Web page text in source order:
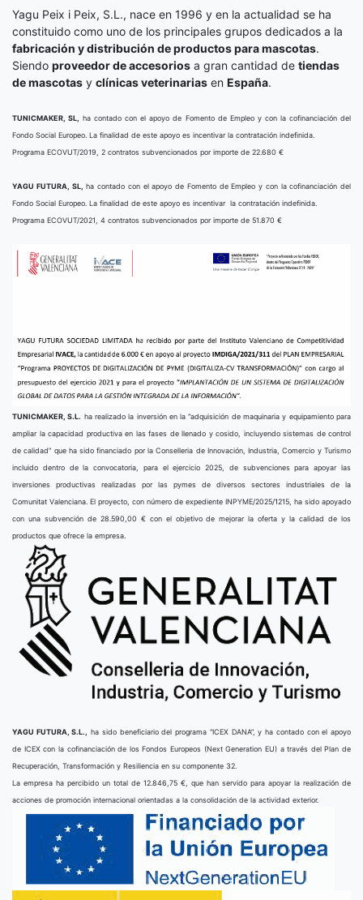
Yagu Peix i Peix, S.L., nace en 1996 y en la actualidad se ha
constituido como uno de los principales grupos dedicados a la
fabricación y distribución de productos para mascotas.
Siendo proveedor de accesorios a gran cantidad de tiendas
de mascotas y clínicas veterinarias en España.
TUNICMAKER, SL,
ha contado con el apoyo de Fomento de Empleo y con la cofinanciación del
Fondo Social Europeo. La finalidad de este apoyo es incentivar la contratación indefinida.
Programa ECOVUT/2019, 2 contratos subvencionados por importe de 22.680 €
YAGU FUTURA, SL,
ha contado con el apoyo de Fomento de Empleo y con la cofinanciación del
Fondo Social Europeo. La finalidad de este apoyo es incentivar la contratación indefinida.
Programa ECOVUT/2021, 4 contratos subvencionados por importe de 51.870 €
TUNICMAKER, S.L. ha realizado la inversión en la “adquisición de maquinaria y equipamiento para
ampliar la capacidad productiva en las fases de llenado y cosido, incluyendo sistemas de control
de calidad” que ha sido financiado por la Conselleria de Innovación, Industria, Comercio y Turismo
incluido dentro de la convocatoria, para el ejercicio 2025, de subvenciones para apoyar las
inversiones productivas realizadas por las pymes de diversos sectores industriales de la
Comunitat Valenciana. El proyecto, con número de expediente INPYME/2025/1215, ha sido apoyado
con una subvención de 28.590,00 € con el objetivo de mejorar la oferta y la calidad de los
productos que ofrece la empresa.
YAGU FUTURA, S.L.,
ha sido beneficiario del programa “ICEX DANA”, y ha contado con el apoyo
de ICEX con la cofinanciación de los Fondos Europeos (Next Generation EU) a través del Plan de
Recuperación, Transformación y Resiliencia en su componente 32.
La empresa ha percibido un total de 12.846,75 €, que han servido para apoyar la realización de
acciones de promoción internacional orientadas a la consolidación de la actividad exterior.